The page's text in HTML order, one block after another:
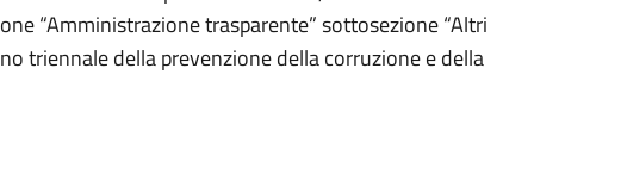
“Amministrazione trasparente” sottosezione “Altri
triennale della prevenzione della corruzione e della